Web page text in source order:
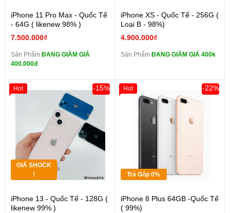
iPhone 11 Pro Max - Quốc Tế
- 64G ( likenew 98% )
7.500.000₫
Sản Phẩm ĐANG GIẢM GIÁ
400.000đ
iPhone XS - Quốc Tế - 256G (
Loại B - 98%)
4.900.000₫
Sản Phẩm ĐANG GIẢM GIÁ 400k
GIÁ SHOCK
!
iPhone 13 - Quốc Tế - 128G (
likenew 99% )
-15%
Hot
Trả Góp 0%
iPhone 8 Plus 64GB -Quốc Tế
( 99%)
-22%
Hot